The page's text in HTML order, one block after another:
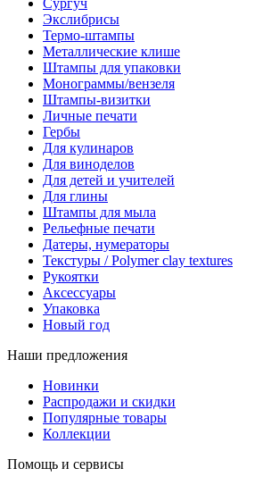
Сургуч
Экслибрисы
Термо-штампы
Металлические клише
Штампы для упаковки
Монограммы/вензеля
Штампы-визитки
Личные печати
Гербы
Для кулинаров
Для виноделов
Для детей и учителей
Для глины
Штампы для мыла
Рельефные печати
Датеры, нумераторы
Текстуры / Polymer clay textures
Рукоятки
Аксессуары
Упаковка
Новый год
Наши предложения
Новинки
Распродажи и скидки
Популярные товары
Коллекции
Помощь и сервисы